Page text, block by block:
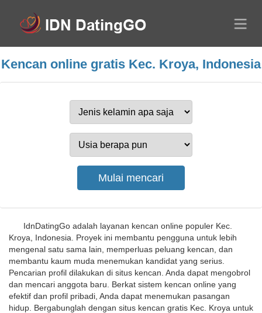
Kencan online gratis Kec. Kroya, Indonesia
IdnDatingGo adalah layanan kencan online populer Kec.
Kroya, Indonesia. Proyek ini membantu pengguna untuk lebih
mengenal satu sama lain, memperluas peluang kencan, dan
membantu kaum muda menemukan kandidat yang serius.
Pencarian profil dilakukan di situs kencan. Anda dapat mengobrol
dan mencari anggota baru. Berkat sistem kencan online yang
efektif dan profil pribadi, Anda dapat menemukan pasangan
hidup. Bergabunglah dengan situs kencan gratis Kec. Kroya untuk